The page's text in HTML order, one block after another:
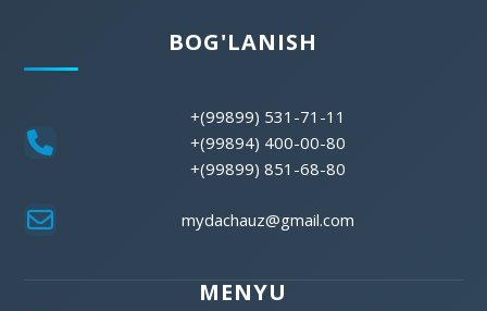
BOG'LANISH
+(99899) 531-71-11
+(99894) 400-00-80
+(99899) 851-68-80
mydachauz@gmail.com
MENYU